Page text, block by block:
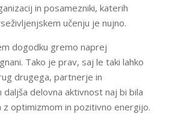
in posamezniki, katerih
učenju je nujno.
dogodku gremo naprej
Tako je prav, saj le taki lahko
drugega, partnerje in
daljša delovna aktivnost naj bi bila
z optimizmom in pozitivno energijo.